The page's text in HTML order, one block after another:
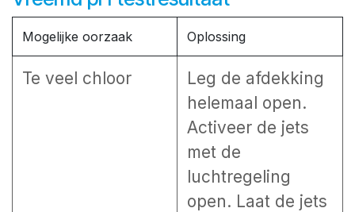
Mogelijke oorzaak Oplossing
Te veel chloor
Leg de afdekking
helemaal open.
Activeer de jets
met de
luchtregeling
open. Laat de jets